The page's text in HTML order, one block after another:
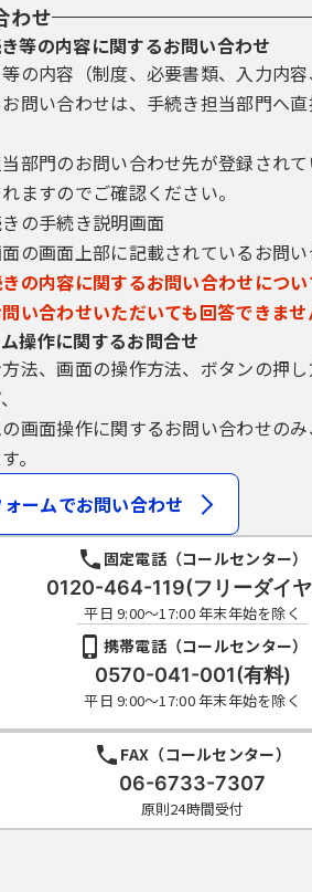
わせ
等の内容に関するお問い合わせ
の内容（制度、必要書類、入力内容
問い合わせは、手続き担当部門へ
部門のお問い合わせ先が登録され
ますのでご確認ください。
きの手続き説明画面
面の画面上部に記載されているお問
の内容に関するお問い合わせにつ
い合わせいただいても回答できませ
操作に関するお問合せ
法、画面の操作方法、ボタンの押
画面操作に関するお問い合わせの
。
ォームでお問い合わせ
固定電話（コールセンター）
0120-464-119(フリーダイ
平日 9:00～17:00 年末年始を除く
携帯電話（コールセンター）
0570-041-001(有料)
平日 9:00～17:00 年末年始を除く
FAX（コールセンター）
06-6733-7307
原則24時間受付